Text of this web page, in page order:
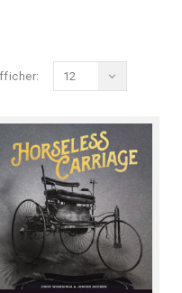
12